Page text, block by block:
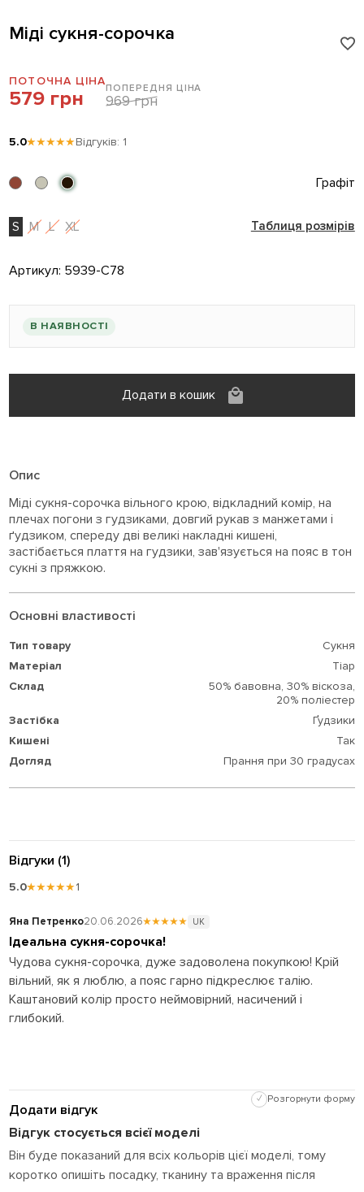
Міді сукня-сорочка
ПОТОЧНА ЦІНА
579 грн ПОПЕРЕДНЯ ЦІНА
969 грн
5.0★★★★★Відгуків: 1
Графіт
S M L XL Таблиця розмірів
Артикул: 5939-C78
В НАЯВНОСТІ
Додати в кошик
Опис
Міді сукня-сорочка вільного крою, відкладний комір, на
плечах погони з гудзиками, довгий рукав з манжетами і
ґудзиком, спереду дві великі накладні кишені,
застібається плаття на гудзики, зав'язується на пояс в тон
сукні з пряжкою.
Основні властивості
Тип товару
Сукня
Матеріал
Тіар
Склад
50% бавовна, 30% віскоза,
20% поліестер
Застібка
Ґудзики
Кишені
Так
Догляд
Прання при 30 градусах
Відгуки (1)
5.0★★★★★1
Яна Петренко20.06.2026★★★★★ UK
Ідеальна сукня-сорочка!
Чудова сукня-сорочка, дуже задоволена покупкою! Крій
вільний, як я люблю, а пояс гарно підкреслює талію.
Каштановий колір просто неймовірний, насичений і
глибокий.
Додати відгук
✓ Розгорнути форму
Відгук стосується всієї моделі
Він буде показаний для всіх кольорів цієї моделі, тому
коротко опишіть посадку, тканину та враження після